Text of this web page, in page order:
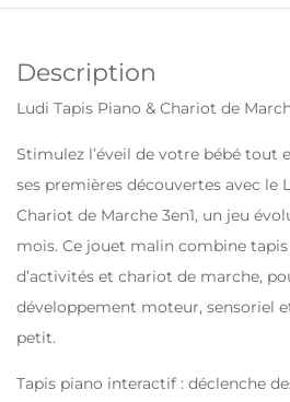
Description
Ludi Tapis Piano & Chariot de
Stimulez l’éveil de votre bébé tout
ses premières découvertes avec le
Chariot de Marche 3en1, un jeu
mois. Ce jouet malin combine
d’activités et chariot de marche,
développement moteur, sensoriel
petit.
Tapis piano interactif : déclenche